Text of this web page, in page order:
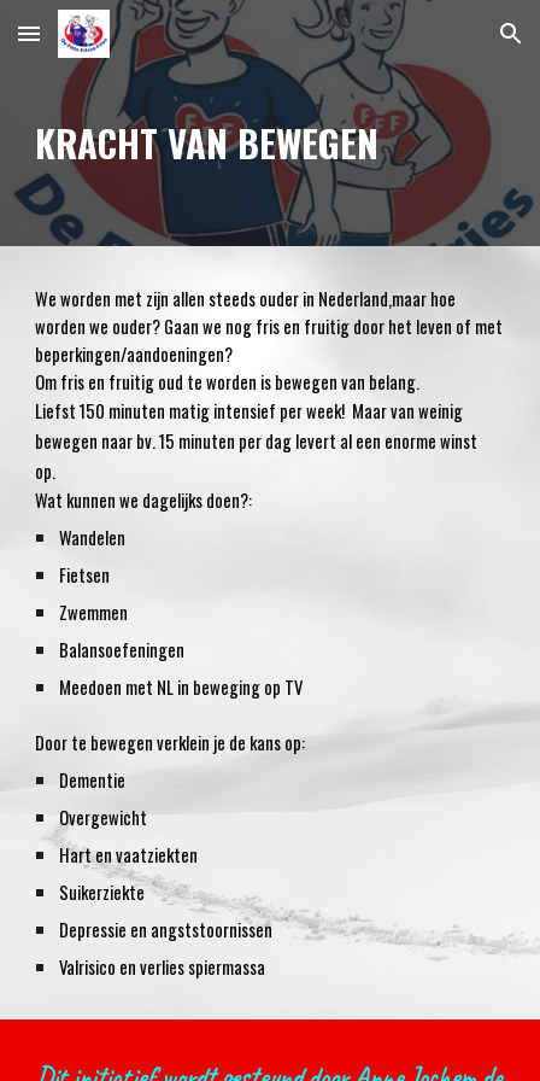
Skip to main content Skip to navigation
KRACHT VAN BEWEGEN
We worden met zijn allen steeds ouder in Nederland,maar hoe
worden we ouder? Gaan we nog fris en fruitig door het leven of met
beperkingen/aandoeningen?
Om fris en fruitig oud te worden is bewegen van belang.
Liefst 150 minuten matig intensief per week! Maar van weinig
bewegen naar bv. 15 minuten per dag levert al een enorme winst
op.
Wat kunnen we dagelijks doen?:
Wandelen
Fietsen
Zwemmen
Balansoefeningen
Meedoen met NL in beweging op TV
Door te bewegen verklein je de kans op:
Dementie
Overgewicht
Hart en vaatziekten
Suikerziekte
Depressie en angststoornissen
Valrisico en verlies spiermassa